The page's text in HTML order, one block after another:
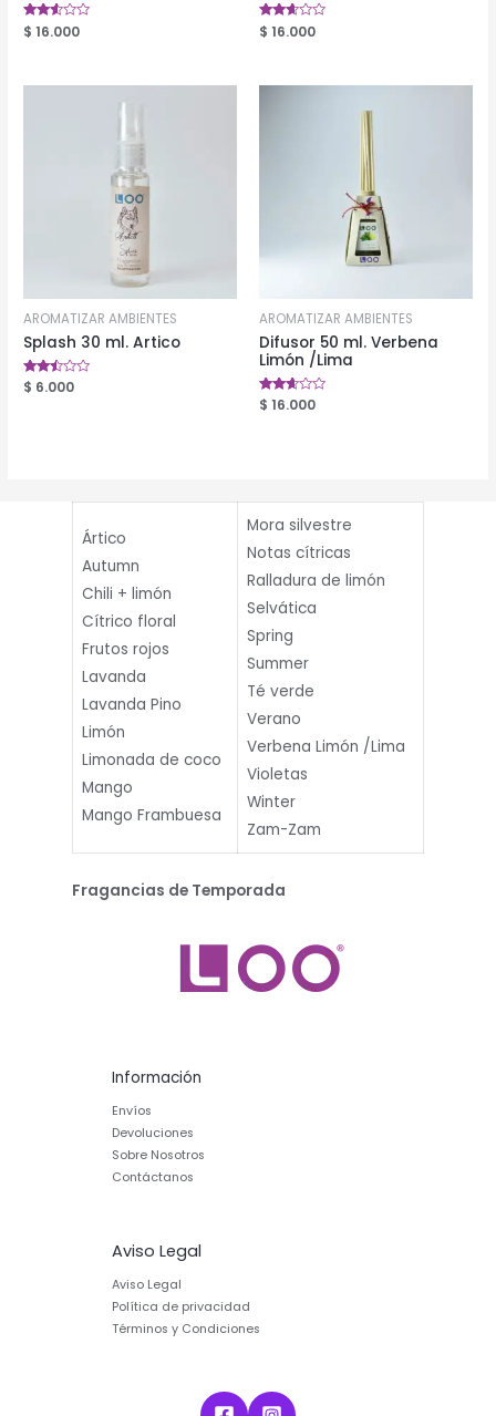
Valorado
en
$ 16.000
Valorado
en
$ 16.000
AROMATIZAR AMBIENTES
Splash 30 ml. Artico
Valorado
en
$ 6.000
AROMATIZAR AMBIENTES
Difusor 50 ml. Verbena
Limón /Lima
Valorado
en
$ 16.000
Ártico
Autumn
Chili + limón
Cítrico floral
Frutos rojos
Lavanda
Lavanda Pino
Limón
Limonada de coco
Mango
Mango Frambuesa
Mora silvestre
Notas cítricas
Ralladura de limón
Selvática
Spring
Summer
Té verde
Verano
Verbena Limón /Lima
Violetas
Winter
Zam-Zam
Fragancias de Temporada
Información
Envíos
Devoluciones
Sobre Nosotros
Contáctanos
Aviso Legal
Aviso Legal
Política de privacidad
Términos y Condiciones